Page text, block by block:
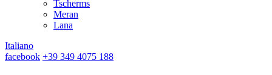
Tscherms
Meran
Lana
Italiano
facebook +39 349 4075 188